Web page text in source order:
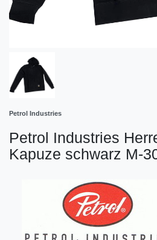
Petrol Industries
Petrol Industries
Kapuze schwarz M-